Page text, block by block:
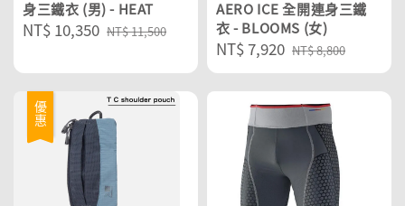
身三鐵衣 (男) - HEAT
Sale
NT$ 10,350 Regular
NT$ 11,500
AERO ICE 全開連身三鐵
衣 - BLOOMS (女)
Sale
price
NT$ 7,920 Regular
price
NT$ 8,800
優惠